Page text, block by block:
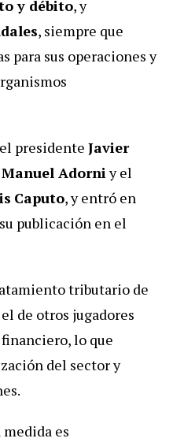
y débito, y
, siempre que
para sus operaciones y
presidente Javier
Manuel Adorniy el
Caputo, y entró en
publicación en el
tributario de
de otros jugadores
lo que
del sector y
es